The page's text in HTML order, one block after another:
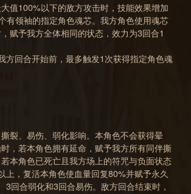
值100%以下的敌方攻击时，技能效果增加
有领袖的指定角色魂芯。我方角色使用魂芯
赋予我方全体相同的状态，效力为3回合1
方回合开始前，最多触发1次获得指定角色魂
裂、易伤、弱化影响。本角色不会获得晕
，若本角色拥有延命，赋予我方所有同伴撕
本角色已死亡且我方场上的符咒与负面状态
上，复活本角色使血量回复80%并赋予永久
3回合弱化和3回合易伤。敌方回合结束时，